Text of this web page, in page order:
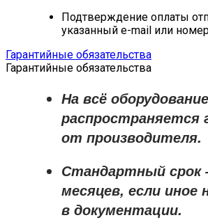
Подтверждение оплаты
указанный e-mail или
Гарантийные обязательства
Гарантийные обязательства
На всё оборудование
распространяется
от производителя.
Стандартный срок
месяцев, если иное
в документации.